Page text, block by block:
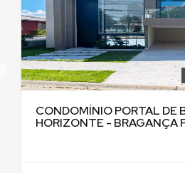
CONDOMÍNIO PORTAL DE
HORIZONTE - BRAGANÇA